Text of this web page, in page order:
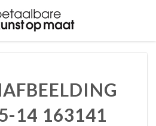
14 163141
bij
op 2045 reviews.